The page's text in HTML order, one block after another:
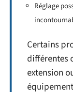
Réglage
Certains
différentes
extension